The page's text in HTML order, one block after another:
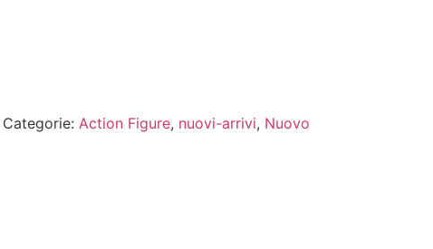
Categorie: Action Figure, nuovi-arrivi, Nuovo